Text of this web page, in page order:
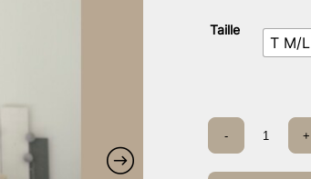
Taille
T M/L
quantité
Tunique
Vichy
- +